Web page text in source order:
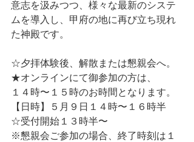
意志を汲みつつ、様々な最新のシステ
ムを導入し、甲府の地に再び立ち現れ
た神殿です。
☆夕拝体験後、解散または懇親会へ。
★オンラインにて御参加の方は、
１４時〜１５時のお時間となります。
【日時】５月９日１４時〜１６時半
☆受付開始１３時半〜
※懇親会ご参加の場合、終了時刻は１